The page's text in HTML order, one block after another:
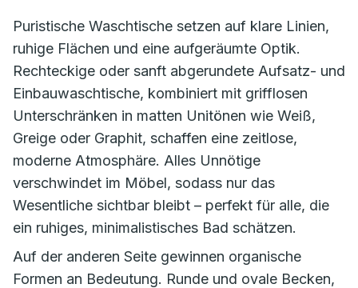
Puristische Waschtische setzen auf klare Linien,
ruhige Flächen und eine aufgeräumte Optik.
Rechteckige oder sanft abge­rundete Aufsatz- und
Einbauwaschtische, kombiniert mit grifflosen
Unterschränken in matten Uni­tönen wie Weiß,
Greige oder Graphit, schaffen eine zeitlose,
moderne Atmosphäre. Alles Unnötige
verschwindet im Möbel, sodass nur das
Wesentliche sichtbar bleibt – perfekt für alle, die
ein ruhiges, minimalistisches Bad schätzen.
Auf der anderen Seite gewinnen organische
Formen an Bedeutung. Runde und ovale Becken,